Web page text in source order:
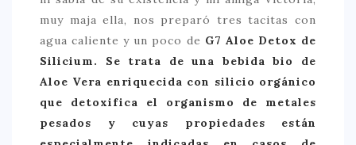
GOURMET
HEALTHY
SELECCIONES MESADE2
MAPA
muy maja ella, nos preparó tres tacitas con
agua caliente y un poco de G7 Aloe Detox de
Silicium. Se trata de una bebida bio de
Aloe Vera enriquecida con silicio orgánico
que detoxifica el organismo de metales
pesados y cuyas propiedades están